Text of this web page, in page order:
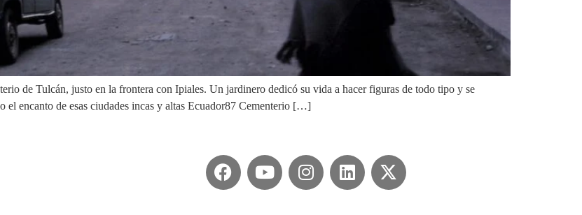
de Tulcán, justo en la frontera con Ipiales. Un jardinero dedicó su vida a hacer figuras de todo tipo y se
encanto de esas ciudades incas y altas Ecuador87 Cementerio […]